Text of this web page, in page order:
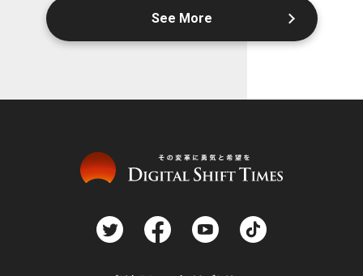
See More